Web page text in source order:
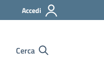
Accedi
Cerca